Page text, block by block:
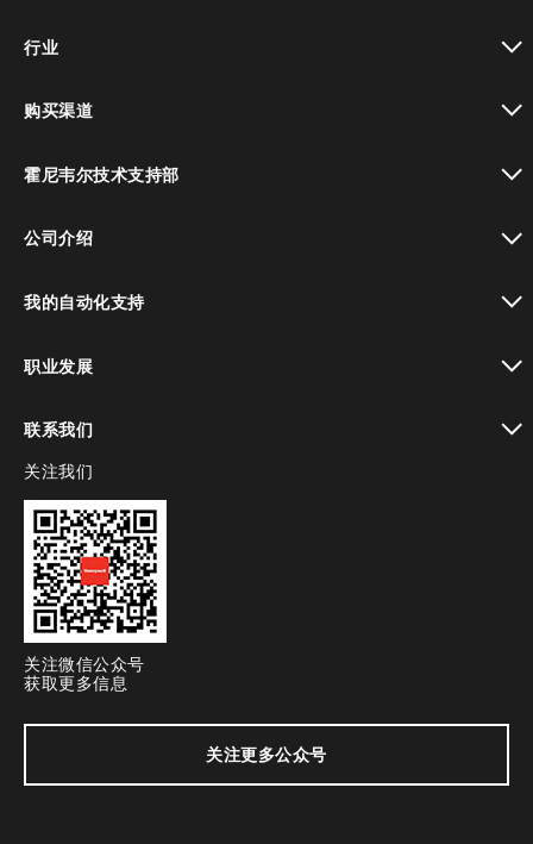
行业
购买渠道
霍尼韦尔技术支持部
公司介绍
我的自动化支持
职业发展
联系我们
toggle view
关注我们
关注微信公众号
获取更多信息
关注更多公众号